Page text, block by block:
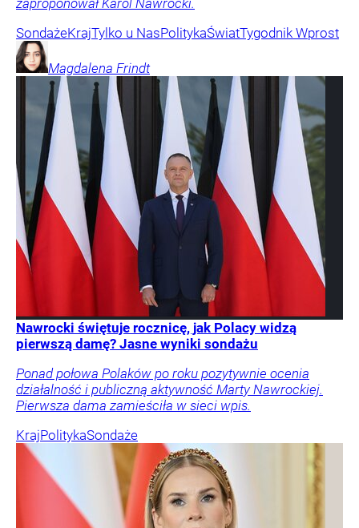
SondażeKrajTylko u NasPolitykaŚwiatTygodnik Wprost
Magdalena Frindt
Nawrocki świętuje rocznicę, jak Polacy widzą
pierwszą damę? Jasne wyniki sondażu
Ponad połowa Polaków po roku pozytywnie ocenia
działalność i publiczną aktywność Marty Nawrockiej.
Pierwsza dama zamieściła w sieci wpis.
KrajPolitykaSondaże